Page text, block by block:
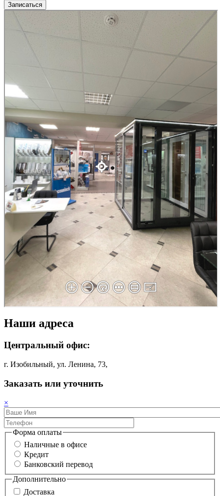
Записаться
Наши адреса
Центральный офис:
г. Изобильный, ул. Ленина, 73,
Заказать или уточнить
×
Форма оплаты
Наличные в офисе
Кредит
Банковский перевод
Дополнительно
Доставка